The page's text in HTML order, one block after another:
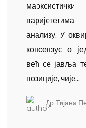
анализу. У
консензус о
већ се јавља
позиције, чије...
Др Тијана